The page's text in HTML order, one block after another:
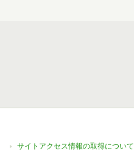
サイトアクセス情報の取得について